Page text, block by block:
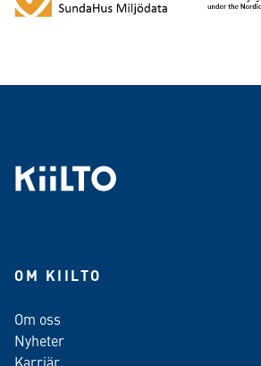
OM KIILTO
Om oss
Nyheter
Karriär